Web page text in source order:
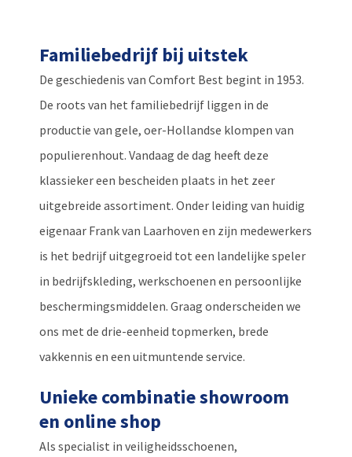
Familiebedrijf bij uitstek
De geschiedenis van Comfort Best begint in 1953.
De roots van het familiebedrijf liggen in de
productie van gele, oer-Hollandse klompen van
populierenhout. Vandaag de dag heeft deze
klassieker een bescheiden plaats in het zeer
uitgebreide assortiment. Onder leiding van huidig
eigenaar Frank van Laarhoven en zijn medewerkers
is het bedrijf uitgegroeid tot een landelijke speler
in bedrijfskleding, werkschoenen en persoonlijke
beschermingsmiddelen. Graag onderscheiden we
ons met de drie-eenheid topmerken, brede
vakkennis en een uitmuntende service.
Unieke combinatie showroom
en online shop
Als specialist in veiligheidsschoenen,